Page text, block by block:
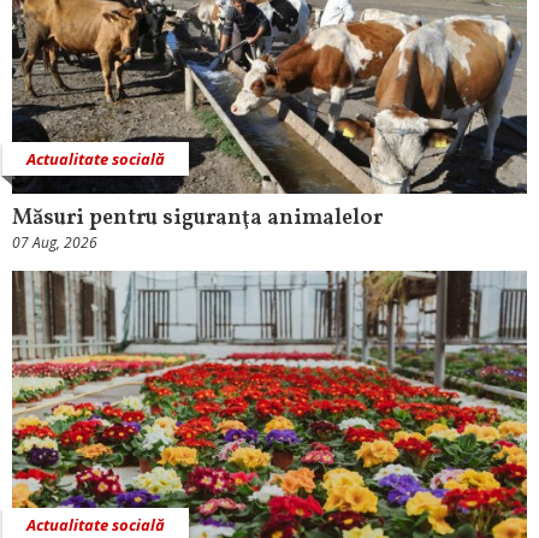
Actualitate socială
Măsuri pentru siguranţa animalelor
07 Aug, 2026
Actualitate socială